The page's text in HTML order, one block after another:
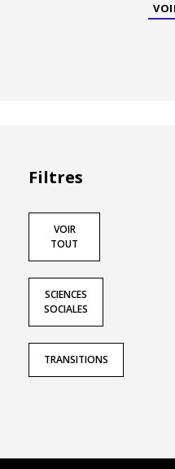
Filtres
VOIR
TOUT
SCIENCES
SOCIALES
TRANSITIONS